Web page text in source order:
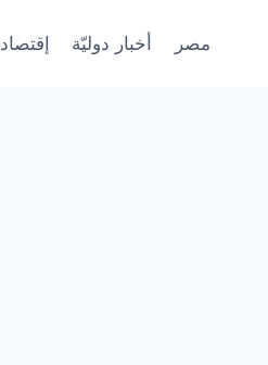
مصر أخبار دوليّة إقتصاد